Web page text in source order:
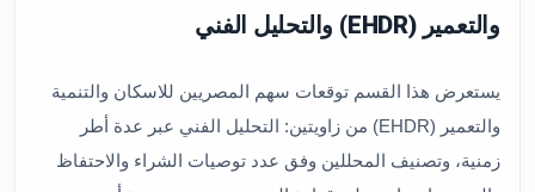
والتعمير (EHDR) والتحليل الفني
يستعرض هذا القسم توقعات سهم المصريين للاسكان والتنمية
والتعمير (EHDR) من زاويتين: التحليل الفني عبر عدة أطر
زمنية، وتصنيف المحللين وفق عدد توصيات الشراء والاحتفاظ